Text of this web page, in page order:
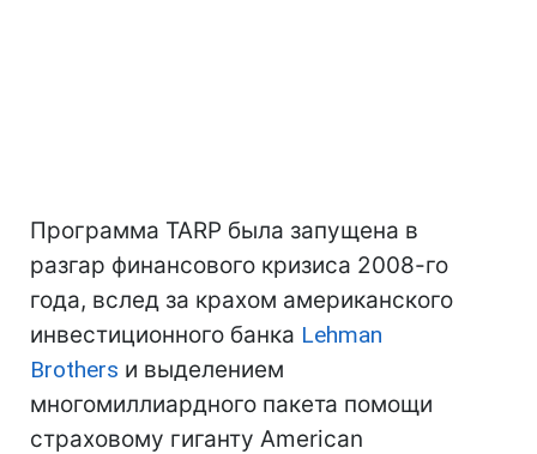
Программа TARP была запущена в
разгар финансового кризиса 2008-го
года, вслед за крахом американского
инвестиционного банка Lehman
Brothers и выделением
многомиллиардного пакета помощи
страховому гиганту American